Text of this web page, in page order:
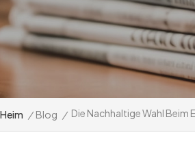
Heim / Blog / Die Nachhaltige Wahl